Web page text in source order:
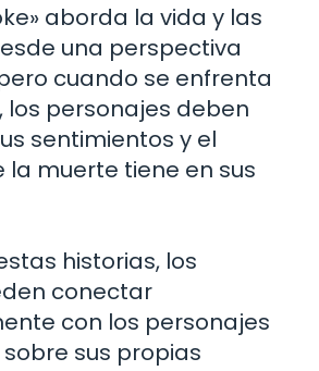
aborda la vida y las
una perspectiva
cuando se enfrenta
los personajes deben
sentimientos y el
muerte tiene en sus
historias, los
conectar
con los personajes
sus propias